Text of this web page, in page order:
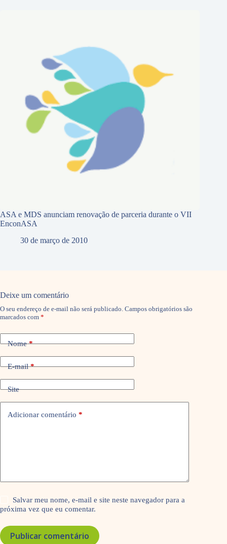
ASA e MDS anunciam renovação de parceria durante o VII
EnconASA
30 de março de 2010
Deixe um comentário
O seu endereço de e-mail não será publicado. Campos obrigatórios são
marcados com *
Nome*
E-mail*
Site
Adicionar comentário *
Salvar meu nome, e-mail e site neste navegador para a
próxima vez que eu comentar.
Publicar comentário